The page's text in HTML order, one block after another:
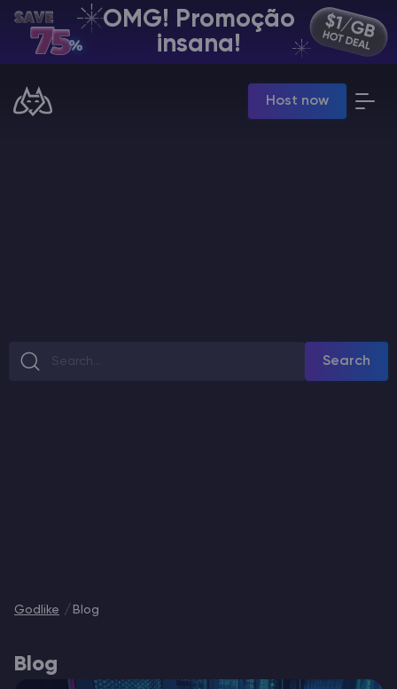
OMG! Promoção
insana!
Host now
PT | USD
Manage your servers & payments
Search
Godlike Blog
Blog